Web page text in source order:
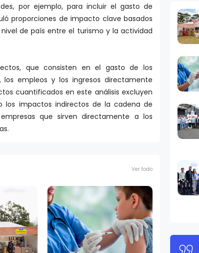
por ejemplo, para incluir el gasto de
proporciones de impacto clave basados
de país entre el turismo y la actividad
que consisten en el gasto de los
los empleos y los ingresos directamente
cuantificados en este análisis excluyen
los impactos indirectos de la cadena de
que sirven directamente a los
Ver todo